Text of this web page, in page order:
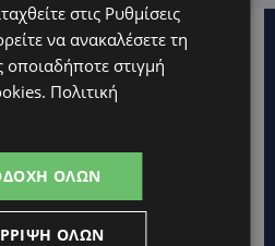
στις Ρυθμίσεις
να ανακαλέσετε τη
στιγμή
. Πολιτική
ΌΛΩΝ
ΌΛΩΝ